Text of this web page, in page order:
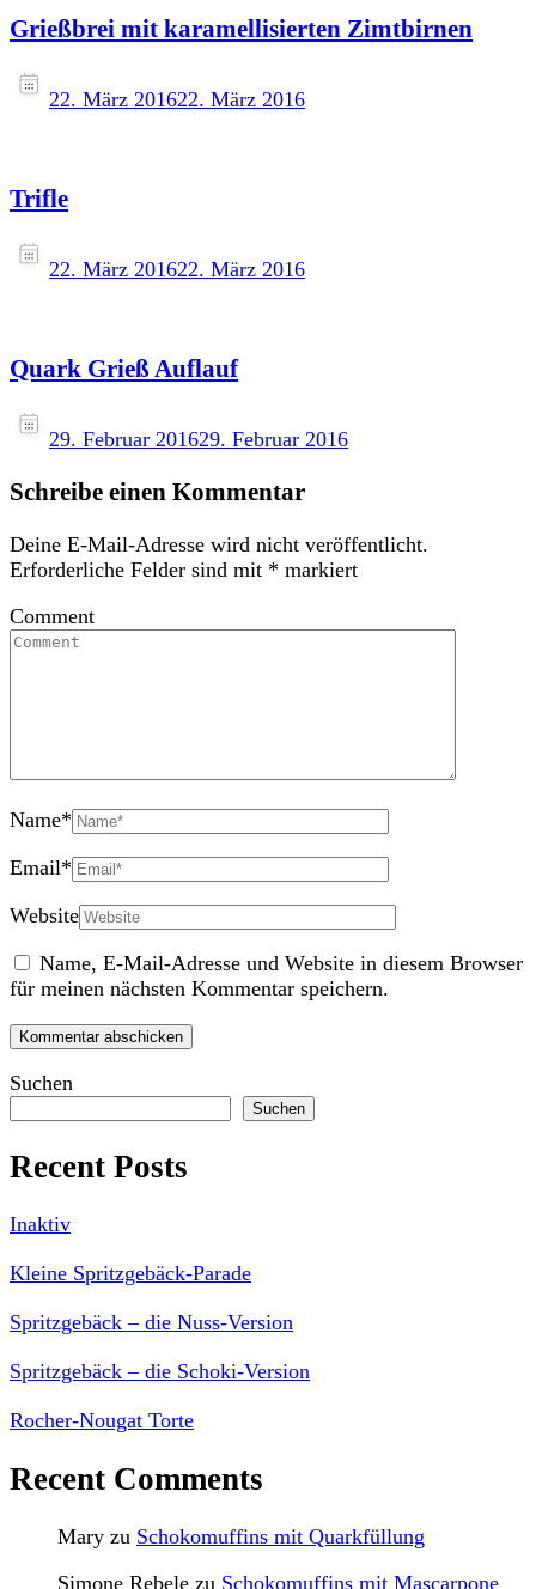
Grießbrei mit karamellisierten Zimtbirnen
22. März 201622. März 2016
Trifle
22. März 201622. März 2016
Quark Grieß Auflauf
29. Februar 201629. Februar 2016
Schreibe einen Kommentar
Deine E-Mail-Adresse wird nicht veröffentlicht.
Erforderliche Felder sind mit * markiert
Comment
Name*
Email*
Website
Name, E-Mail-Adresse und Website in diesem Browser
für meinen nächsten Kommentar speichern.
Suchen
Suchen
Recent Posts
Inaktiv
Kleine Spritzgebäck-Parade
Spritzgebäck – die Nuss-Version
Spritzgebäck – die Schoki-Version
Rocher-Nougat Torte
Recent Comments
Mary zu Schokomuffins mit Quarkfüllung
Simone Rebele zu Schokomuffins mit Mascarpone